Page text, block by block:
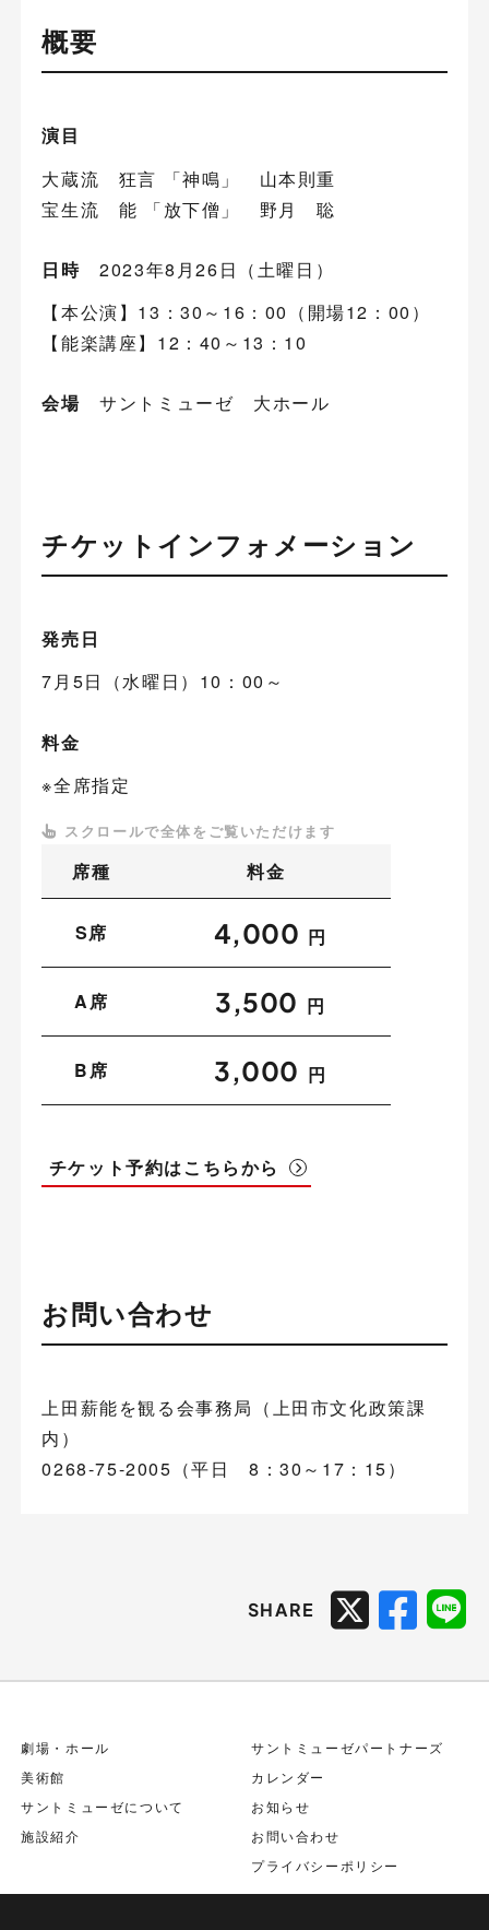
概要
演目
大蔵流 狂言 「神鳴」 山本則重
宝生流 能 「放下僧」 野月 聡
日時 2023年8月26日（土曜日）
【本公演】13：30～16：00（開場12：00）
【能楽講座】12：40～13：10
会場 サントミューゼ 大ホール
チケットインフォメーション
発売日
7月5日（水曜日）10：00～
料金
※全席指定
席種 料金
S席 4,000 円
A席 3,500 円
B席 3,000 円
チケット予約はこちらから
お問い合わせ
上田薪能を観る会事務局（上田市文化政策課
内）
0268-75-2005（平日 8：30～17：15）
SHARE
劇場・ホール
美術館
サントミューゼについて
施設紹介
サントミューゼパートナーズ
カレンダー
お知らせ
お問い合わせ
プライバシーポリシー